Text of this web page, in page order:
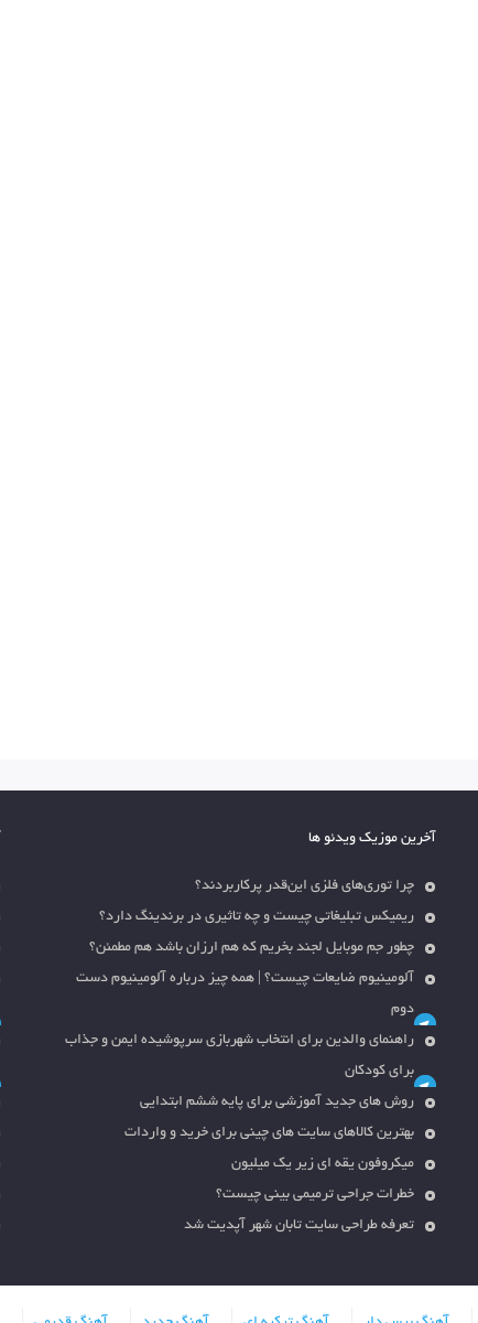
آخرین موزیک ویدئو ها
چرا توری‌های فلزی این‌قدر پرکاربردند؟
ریمیکس تبلیغاتی چیست و چه تاثیری در برندینگ دارد؟
چطور جم موبایل لجند بخریم که هم ارزان باشد هم مطمئن؟
آلومینیوم ضایعات چیست؟ | همه چیز درباره آلومینیوم دست
دوم
راهنمای والدین برای انتخاب شهربازی سرپوشیده ایمن و جذاب
برای کودکان
روش های جدید آموزشی برای پایه ششم ابتدایی
بهترین کالاهای سایت های چینی برای خرید و واردات
میکروفون یقه ای زیر یک میلیون
خطرات جراحی ترمیمی بینی چیست؟
تعرفه طراحی سایت تابان شهر آپدیت شد